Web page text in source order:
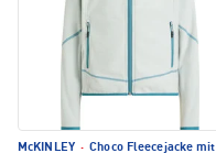
McKINLEY · Choco Fleecejacke mit